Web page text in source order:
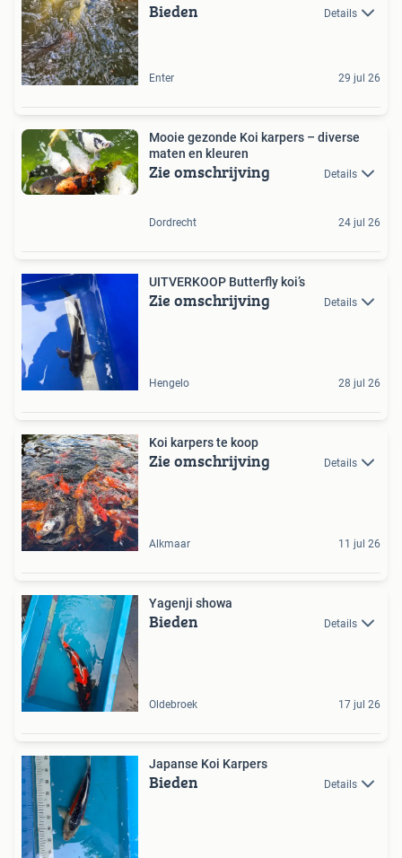
Bieden Details
Enter 29 jul 26
Mooie gezonde Koi karpers – diverse
maten en kleuren
Zie omschrijving Details
Dordrecht 24 jul 26
UITVERKOOP Butterfly koi’s
Zie omschrijving Details
Hengelo 28 jul 26
Koi karpers te koop
Zie omschrijving Details
Alkmaar 11 jul 26
Yagenji showa
Bieden Details
Oldebroek 17 jul 26
Japanse Koi Karpers
Bieden Details